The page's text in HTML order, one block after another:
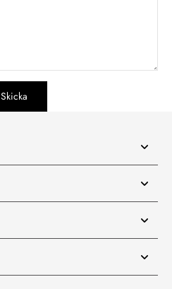
Skicka